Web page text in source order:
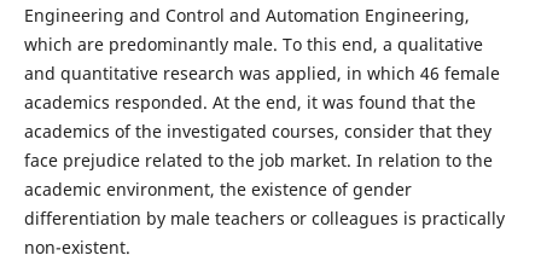
Engineering and Control and Automation Engineering,
which are predominantly male. To this end, a qualitative
and quantitative research was applied, in which 46 female
academics responded. At the end, it was found that the
academics of the investigated courses, consider that they
face prejudice related to the job market. In relation to the
academic environment, the existence of gender
differentiation by male teachers or colleagues is practically
non-existent.